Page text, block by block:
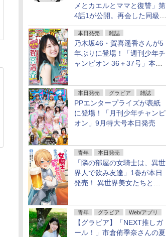
メとカエルとママと復讐」第
4話1が公開。再会した同級生
は……
本日発売 雑誌
乃木坂46・賀喜遥香さんが5
年ぶりに登場！「週刊少年チ
ャンピオン 36＋37号」本日
本日発売 グラビア 雑誌
PPエンタープライズが表紙
に登場！「月刊少年チャンピ
オン」9月特大号本日発売
青年 本日発売
「隣の部屋の女騎士は、異世
界人で飲み友達」1巻が本日
発売！ 異世界美女たちとハ
青年 グラビア Web/アプリ
【グラビア】「NEXT推しガ
ール！」市倉侑季奈さんの夏